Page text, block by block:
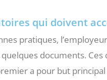
qui doivent
pratiques,
documents.
a pour but